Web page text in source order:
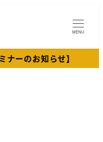
MENU
ナーのお知らせ】